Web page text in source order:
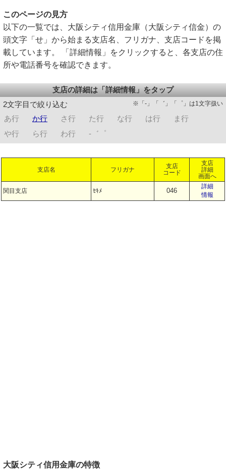
このページの見方
以下の一覧では、大阪シティ信用金庫（大阪シティ信金）の
頭文字「せ」から始まる支店名、フリガナ、支店コードを掲
載しています。 「詳細情報」をクリックすると、各支店の住
所や電話番号を確認できます。
支店の詳細は「詳細情報」をタップ
2文字目で絞り込む
※「-」「゛」「゜」は1文字扱い
あ行 か行 さ行 た行 な行 は行
ま行
や行
ら行 わ行 -゛゜
支店名 フリガナ
支店
コード
支店
詳細
画面へ
関目支店 ｾｷﾒ 046
詳細
情報
大阪シティ信用金庫の特徴